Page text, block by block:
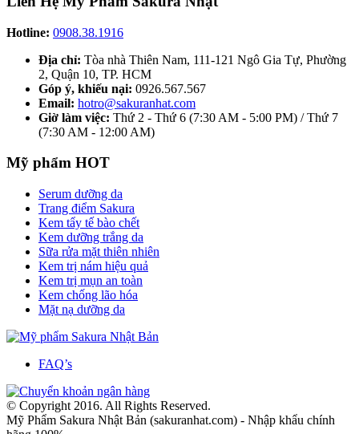
Hotline: 0908.38.1916
Địa chỉ: Tòa nhà Thiên Nam, 111-121 Ngô Gia Tự, Phường
2, Quận 10, TP. HCM
Góp ý, khiếu nại: 0926.567.567
Email: hotro@sakuranhat.com
Giờ làm việc: Thứ 2 - Thứ 6 (7:30 AM - 5:00 PM) / Thứ 7
(7:30 AM - 12:00 AM)
Mỹ phẩm HOT
Serum dưỡng da
Trang điểm Sakura
Kem tẩy tế bào chết
Kem dưỡng trắng da
Sữa rửa mặt thiên nhiên
Kem trị nám hiệu quả
Kem trị mụn an toàn
Kem chống lão hóa
Mặt nạ dưỡng da
FAQ’s
© Copyright 2016. All Rights Reserved.
Mỹ Phẩm Sakura Nhật Bản (sakuranhat.com) - Nhập khẩu chính